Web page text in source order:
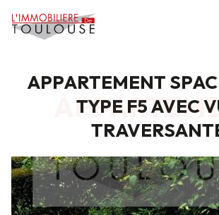
APPARTEMENT
TYPE F5 AVEC